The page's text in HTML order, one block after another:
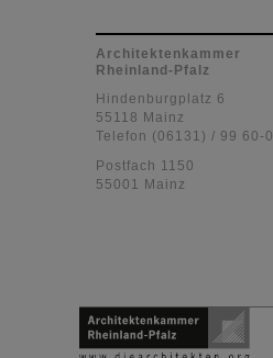
Architektenkammer
Rheinland-Pfalz
Hindenburgplatz 6
55118 Mainz
Telefon (06131) / 99 60-0
Postfach 1150
55001 Mainz